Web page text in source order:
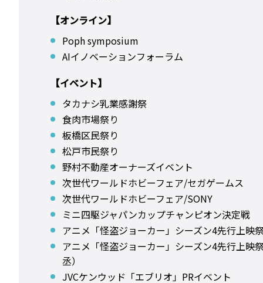
【オンライン】
Poph symposium
AIイノベーションフォーラム
【イベント】
タカナシ乳業感謝祭
食肉市場祭り
板橋区民祭り
松戸市民祭り
野村不動産オーナーズイベント
次世代ワールドホビーフェア/セガゲームス
次世代ワールドホビーフェア/SONY
ミニ四駆ジャパンカップチャンピオン決定戦
アニメ「怪盗ジョーカー」シーズン4先行上映
アニメ「怪盗ジョーカー」シーズン4先行上映
丞）
JVCケンウッド「エブリオ」PRイベント